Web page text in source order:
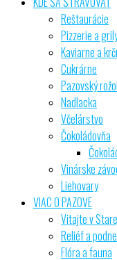
Reštaurácie
Pizzerie a
Kaviarne a
Cukrárne
Pazovský
Nadlacka
Včelárstvo
Čokoládovňa
Vinárske
Liehovary
VIAC O PAZOVE
Vitajte v
Reliéf a
Flóra a fauna